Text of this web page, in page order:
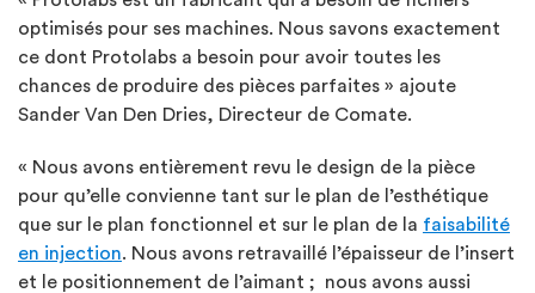
optimisés pour ses machines. Nous savons exactement
ce dont Protolabs a besoin pour avoir toutes les
chances de produire des pièces parfaites » ajoute
Sander Van Den Dries, Directeur de Comate.
« Nous avons entièrement revu le design de la pièce
pour qu’elle convienne tant sur le plan de l’esthétique
que sur le plan fonctionnel et sur le plan de la faisabilité
en injection. Nous avons retravaillé l’épaisseur de l’insert
et le positionnement de l’aimant ; nous avons aussi